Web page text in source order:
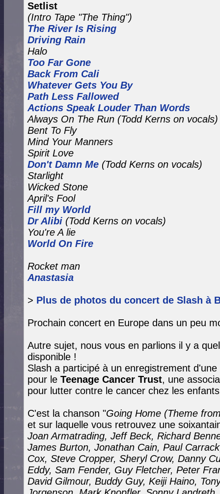
Setlist
(Intro Tape "The Thing")
The River Is Rising
Driving Rain
Halo
Too Far Gone
Back From Cali
Whatever Gets You By
Path Less Fallowed
Actions Speak Louder Than Words
Always On The Run (Todd Kerns on vocals)
Bent To Fly
Mind Your Manners
Spirit Love
Don't Damn Me (Todd Kerns on vocals)
Starlight
Wicked Stone
April's Fool
Fill my World
Dr Alibi (Todd Kerns on vocals)
You're A lie
World On Fire
Rocket man
Anastasia
> Plus de photos du concert de Slash à
Prochain concert en Europe dans un peu
Autre sujet, nous vous en parlions il y a
disponible !
Slash a participé à un enregistrement
pour le Teenage Cancer Trust, une
pour lutter contre le cancer chez les
C'est la chanson "Going Home (Theme
et sur laquelle vous retrouvez une
Joan Armatrading, Jeff Beck, Richard
James Burton, Jonathan Cain, Paul
Cox, Steve Cropper, Sheryl Crow, Danny
Eddy, Sam Fender, Guy Fletcher, Peter
David Gilmour, Buddy Guy, Keiji Haino,